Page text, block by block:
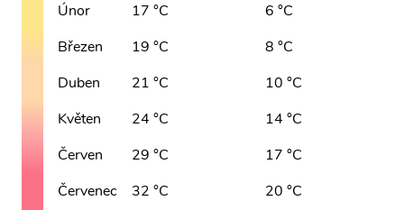
Únor 17 °C
6 °C
Březen
19 °C
8 °C
Duben
21 °C
10 °C
Květen
24 °C
14 °C
Červen
29 °C
17 °C
Červenec
32 °C
20 °C